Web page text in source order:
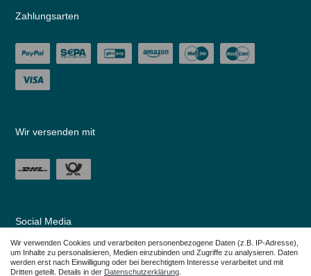
Zahlungsarten
Wir versenden mit
Social Media
Wir verwenden Cookies und verarbeiten personenbezogene Daten (z.B. IP-Adresse),
um Inhalte zu personalisieren, Medien einzubinden und Zugriffe zu analysieren. Daten
werden erst nach Einwilligung oder bei berechtigtem Interesse verarbeitet und mit
Dritten geteilt. Details in der Daten­schutz­erklärung